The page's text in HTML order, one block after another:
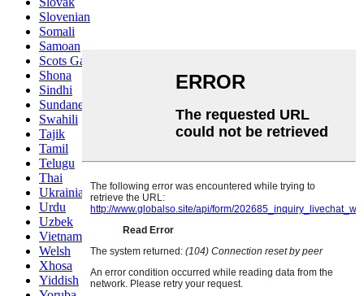
Slovenian
Somali
Samoan
Scots Gaelic
Shona
Sindhi
Sundanese
Swahili
Tajik
Tamil
Telugu
Thai
Ukrainian
Urdu
Uzbek
Vietnamese
Welsh
Xhosa
Yiddish